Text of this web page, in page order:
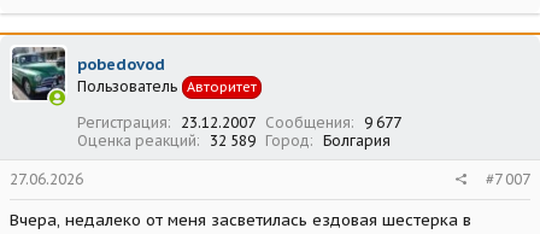
а
к
ц
и
и
pobedovod
Пользователь Авторитет
Регистрация 23.12.2007 Сообщения
9 677
Оценка реакций
32 589 Город Болгария
27.06.2026 #7 007
Вчера, недалеко от меня засветилась ездовая шестерка в